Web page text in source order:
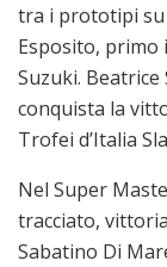
tra i prototipi su
Esposito, primo
Suzuki.
conquista la
Trofei d’Italia
Nel Super
tracciato,
Sabatino Di